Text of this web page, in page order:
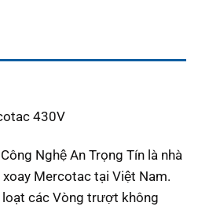
430V
Nghệ An Trọng Tín là nhà
Mercotac tại Việt Nam.
các Vòng trượt không